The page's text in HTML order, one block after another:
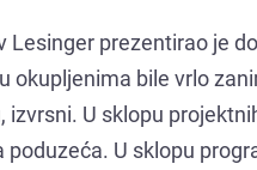
Lesinger prezentirao je
okupljenima bile vrlo
izvrsni. U sklopu
U sklopu